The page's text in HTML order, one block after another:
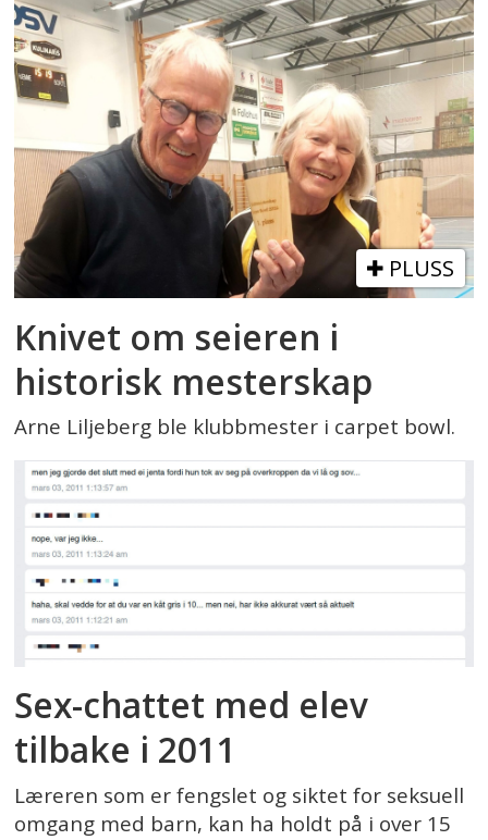
PLUSS
Knivet om seieren i
historisk mesterskap
Arne Liljeberg ble klubbmester i carpet bowl.
Sex-chattet med elev
tilbake i 2011
Læreren som er fengslet og siktet for seksuell
omgang med barn, kan ha holdt på i over 15